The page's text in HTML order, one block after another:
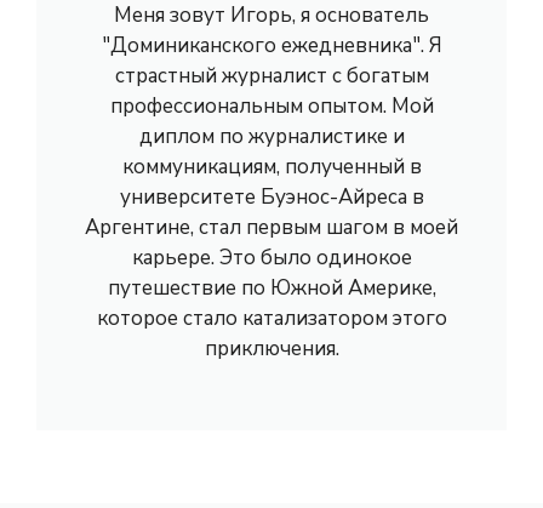
Меня зовут Игорь, я основатель
"Доминиканского ежедневника". Я
страстный журналист с богатым
профессиональным опытом. Мой
диплом по журналистике и
коммуникациям, полученный в
университете Буэнос-Айреса в
Аргентине, стал первым шагом в моей
карьере. Это было одинокое
путешествие по Южной Америке,
которое стало катализатором этого
приключения.